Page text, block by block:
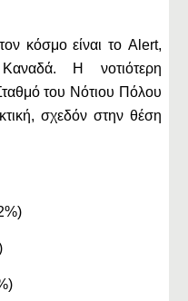
κόσμο είναι το Alert,
Η νοτιότερη
του Νότιου Πόλου
σχεδόν στην θέση